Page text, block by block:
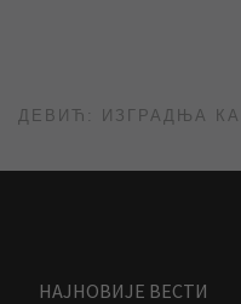
НАЈНОВИЈЕ ВЕСТИ